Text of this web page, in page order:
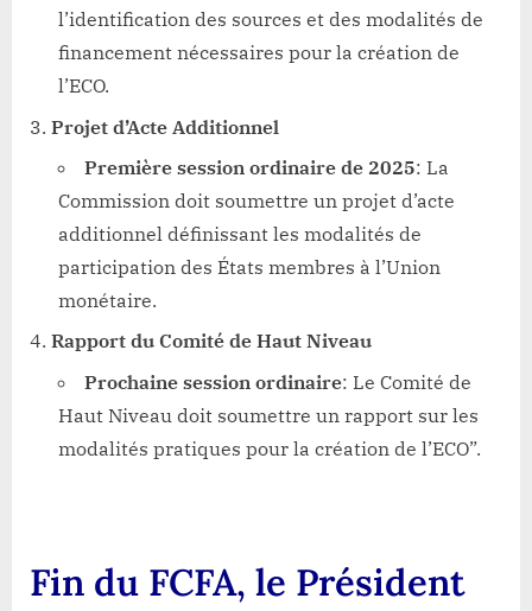
l’identification des sources et des modalités de
financement nécessaires pour la création de
l’ECO.
Projet d’Acte Additionnel
Première session ordinaire de 2025: La
Commission doit soumettre un projet d’acte
additionnel définissant les modalités de
participation des États membres à l’Union
monétaire.
Rapport du Comité de Haut Niveau
Prochaine session ordinaire: Le Comité de
Haut Niveau doit soumettre un rapport sur les
modalités pratiques pour la création de l’ECO”.
Fin du FCFA, le Président